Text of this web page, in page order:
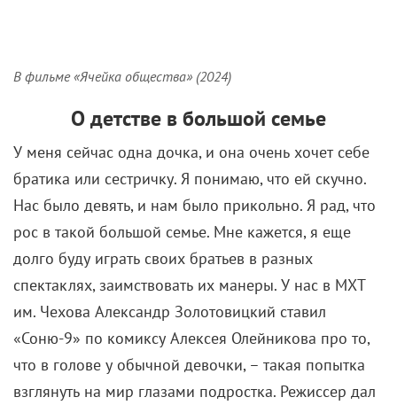
братика или сестричку. Я понимаю, что ей скучно.
Нас было девять, и нам было прикольно. Я рад, что
рос в такой большой семье. Мне кажется, я еще
долго буду играть своих братьев в разных
спектаклях, заимствовать их манеры. У нас в МХТ
им. Чехова Александр Золотовицкий ставил
«Соню-9» по комиксу Алексея Олейникова про то,
что в голове у обычной девочки, – такая попытка
взглянуть на мир глазами подростка. Режиссер дал
задание взять интервью у настоящих школьников. Я
поговорил со своим братом Федей, скопировал его
образ и потом рассказал на сцене его историю в